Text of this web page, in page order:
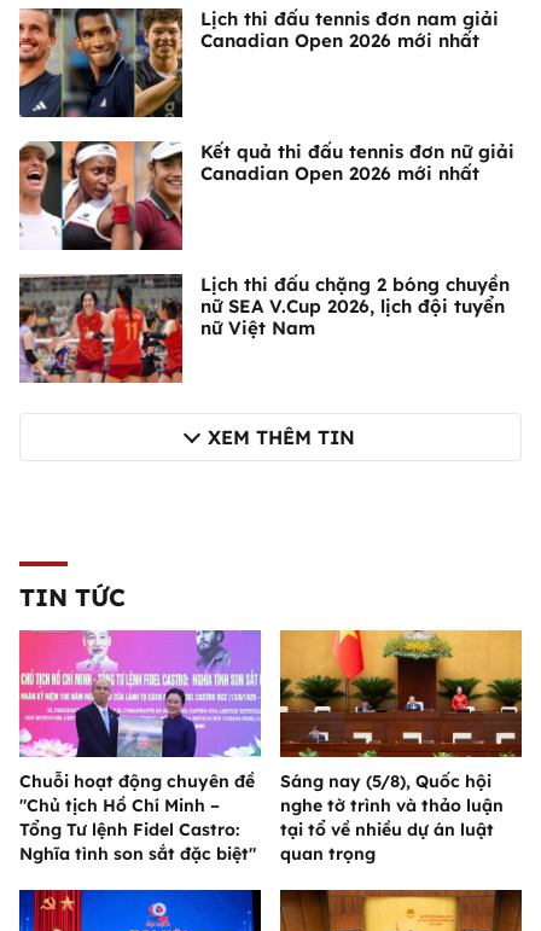
Lịch thi đấu tennis đơn nam giải
Canadian Open 2026 mới nhất
Kết quả thi đấu tennis đơn nữ giải
Canadian Open 2026 mới nhất
Lịch thi đấu chặng 2 bóng chuyền
nữ SEA V.Cup 2026, lịch đội tuyển
nữ Việt Nam
XEM THÊM TIN
TIN TỨC
Chuỗi hoạt động chuyên đề
"Chủ tịch Hồ Chí Minh –
Tổng Tư lệnh Fidel Castro:
Nghĩa tình son sắt đặc biệt"
Sáng nay (5/8), Quốc hội
nghe tờ trình và thảo luận
tại tổ về nhiều dự án luật
quan trọng